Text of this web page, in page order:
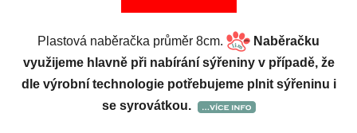
Plastová naběračka průměr 8cm.
Naběračku
využijeme hlavně při nabírání sýřeniny v případě, že
dle výrobní technologie potřebujeme plnit sýřeninu i
se syrovátkou.